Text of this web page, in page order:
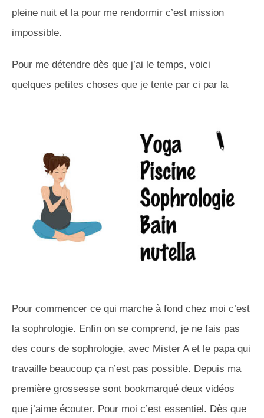
pleine nuit et la pour me rendormir c’est mission
impossible.
Pour me détendre dès que j’ai le temps, voici
quelques petites choses que je tente par ci par la
Pour commencer ce qui marche à fond chez moi c’est
la sophrologie. Enfin on se comprend, je ne fais pas
des cours de sophrologie, avec Mister A et le papa qui
travaille beaucoup ça n’est pas possible. Depuis ma
première grossesse sont bookmarqué deux vidéos
que j’aime écouter. Pour moi c’est essentiel. Dès que